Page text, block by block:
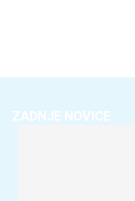
ZADNJE NOVICE